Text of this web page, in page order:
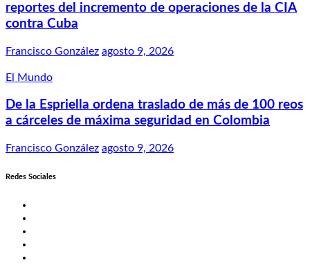
reportes del incremento de operaciones de la CIA
contra Cuba
Francisco González agosto 9, 2026
El Mundo
De la Espriella ordena traslado de más de 100 reos
a cárceles de máxima seguridad en Colombia
Francisco González agosto 9, 2026
Redes Sociales